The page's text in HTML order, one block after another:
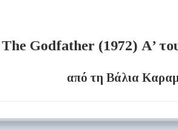
The Godfather (1972) Α’
από τη Βάλια